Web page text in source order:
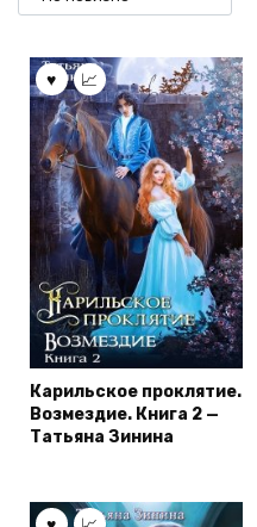
Карильское проклятие.
Возмездие. Книга 2 —
Татьяна Зинина